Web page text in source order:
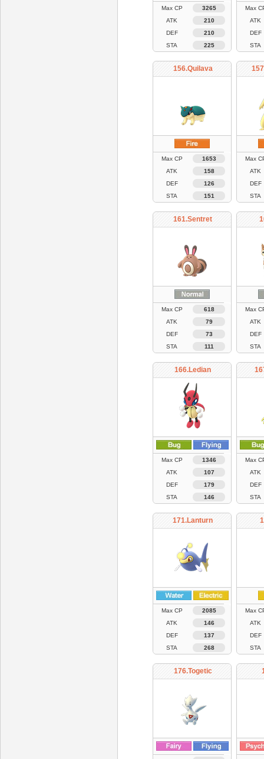
Max CP
3265
ATK
210
DEF
210
STA
225
Max
ATK
DEF
STA
156.Quilava
Max CP
1653
ATK
158
DEF
126
STA
151
Max
ATK
DEF
STA
161.Sentret
Max CP
618
ATK
79
DEF
73
STA
111
Max
ATK
DEF
STA
166.Ledian
Max CP
1346
ATK
107
DEF
179
STA
146
Max
ATK
DEF
STA
171.Lanturn
Max CP
2085
ATK
146
DEF
137
STA
268
Max
ATK
DEF
STA
176.Togetic